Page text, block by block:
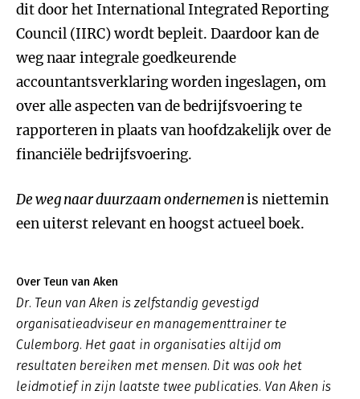
dit door het International Integrated Reporting
Council (IIRC) wordt bepleit. Daardoor kan de
weg naar integrale goedkeurende
accountantsverklaring worden ingeslagen, om
over alle aspecten van de bedrijfsvoering te
rapporteren in plaats van hoofdzakelijk over de
financiële bedrijfsvoering.
De weg naar duurzaam ondernemenis niettemin
een uiterst relevant en hoogst actueel boek.
Over Teun van Aken
Dr. Teun van Aken is zelfstandig gevestigd
organisatieadviseur en managementtrainer te
Culemborg. Het gaat in organisaties altijd om
resultaten bereiken met mensen. Dit was ook het
leidmotief in zijn laatste twee publicaties. Van Aken is